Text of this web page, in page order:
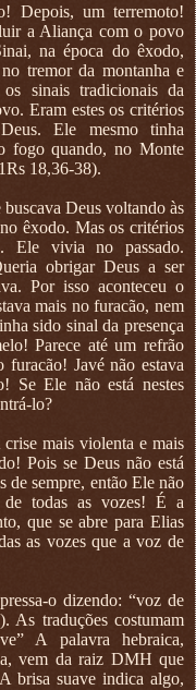
Depois, um terremoto!
a Aliança com o povo
na época do êxodo,
tremor da montanha e
sinais tradicionais da
Eram estes os critérios
Ele mesmo tinha
fogo quando, no Monte
18,36-38).
Deus voltando às
êxodo. Mas os critérios
Ele vivia no passado.
obrigar Deus a ser
Por isso aconteceu o
mais no furacão, nem
sido sinal da presença
Parece até um refrão
furacão! Javé não estava
Se Ele não está nestes
lo?
mais violenta e mais
Pois se Deus não está
de sempre, então Ele não
todas as vozes! É a
que se abre para Elias
as vozes que a voz de
o dizendo: “voz de
As traduções costumam
A palavra hebraica,
vem da raiz DMH que
brisa suave indica algo,